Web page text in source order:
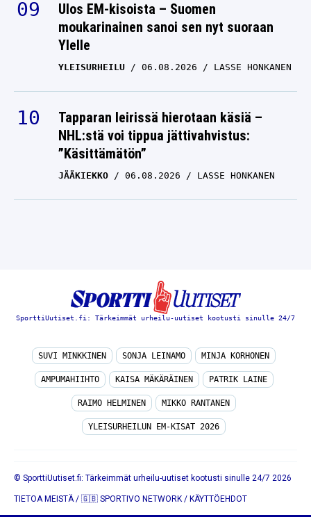
Ulos EM-kisoista – Suomen
moukarinainen sanoi sen nyt suoraan
Ylelle
YLEISURHEILU 06.08.2026 LASSE HONKANEN
Tapparan leirissä hierotaan käsiä –
NHL:stä voi tippua jättivahvistus:
”Käsittämätön”
JÄÄKIEKKO 06.08.2026 LASSE HONKANEN
SporttiUutiset.fi: Tärkeimmät urheilu-uutiset kootusti sinulle 24/7
SUVI MINKKINEN SONJA LEINAMO MINJA KORHONEN
AMPUMAHIIHTO KAISA MÄKÄRÄINEN PATRIK LAINE
RAIMO HELMINEN MIKKO RANTANEN
YLEISURHEILUN EM-KISAT 2026
© SporttiUutiset.fi: Tärkeimmät urheilu-uutiset kootusti sinulle 24/7 2026
TIETOA MEISTÄ/ 🇬🇧 SPORTIVO NETWORK / KÄYTTÖEHDOT